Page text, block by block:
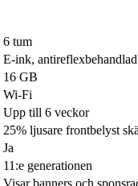
6 tum
E-ink, antireflexbehandlad
16 GB
Wi-Fi
Upp till 6 veckor
25% ljusare frontbelyst
Ja
11:e generationen